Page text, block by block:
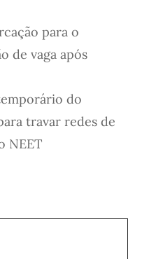
para o
de vaga após
do
travar redes de
NEET